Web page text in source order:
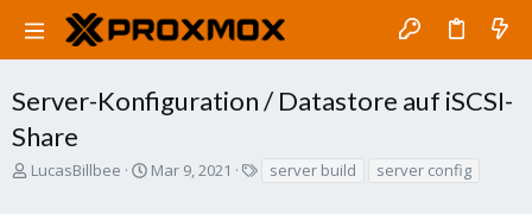
Server-Konfiguration / Datastore auf iSCSI-
Share
TLucasBillbee
S
Mar 9, 2021 server build server config